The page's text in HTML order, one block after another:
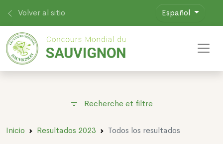
Volver al sitio Español
Recherche et filtre
Inicio Resultados 2023 Todos los resultados